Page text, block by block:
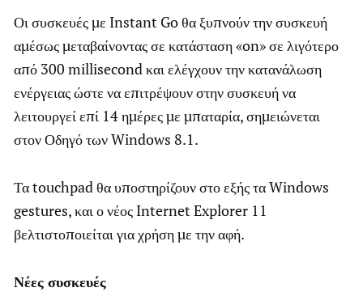
Οι συσκευές με Instant Go θα ξυπνούν την συσκευή
αμέσως μεταβαίνοντας σε κατάσταση «on» σε λιγότερο
από 300 millisecond και ελέγχουν την κατανάλωση
ενέργειας ώστε να επιτρέψουν στην συσκευή να
λειτουργεί επί 14 ημέρες με μπαταρία, σημειώνεται
στον Οδηγό των Windows 8.1.
Τα touchpad θα υποστηρίζουν στο εξής τα Windows
gestures, και ο νέος Internet Explorer 11
βελτιστοποιείται για χρήση με την αφή.
Νέες συσκευές